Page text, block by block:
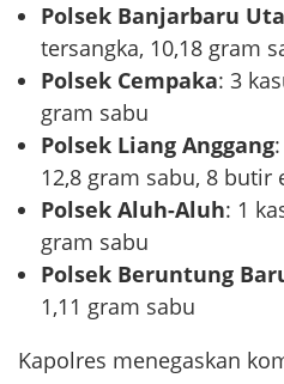
Polsek Banjarbaru
tersangka, 10,18 gram
Polsek Cempaka: 3
gram sabu
Polsek Liang Anggang
12,8 gram sabu, 8 butir
Polsek Aluh-Aluh: 1
gram sabu
Polsek Beruntung
1,11 gram sabu
Kapolres menegaskan